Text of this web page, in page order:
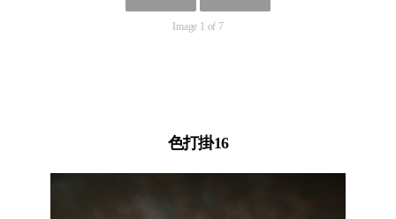
Image 1 of 7
色打掛16